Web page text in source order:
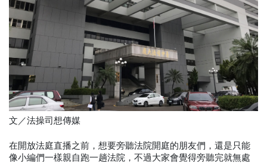
文／法操司想傳媒
在開放法庭直播之前，想要旁聽法院開庭的朋友們，還是只能
像小編們一樣親自跑一趟法院，不過大家會覺得旁聽完就無處